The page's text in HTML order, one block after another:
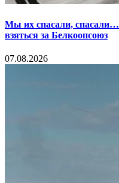
Мы их спасали,
взяться за Белкоопсоюз
07.08.2026